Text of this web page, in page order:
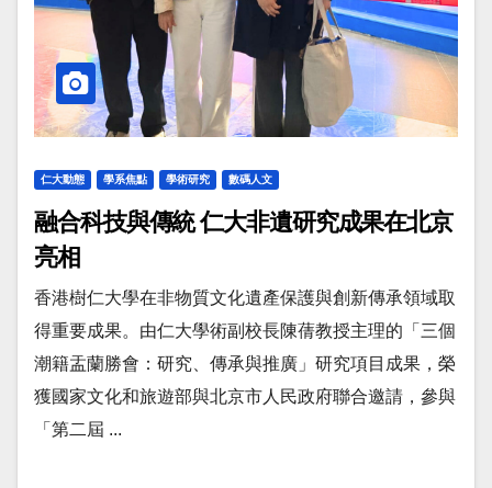
仁大動態 學系焦點 學術研究 數碼人文
融合科技與傳統 仁大非遺研究成果在北京
亮相
香港樹仁大學在非物質文化遺產保護與創新傳承領域取
得重要成果。由仁大學術副校長陳蒨教授主理的「三個
潮籍盂蘭勝會：研究、傳承與推廣」研究項目成果，榮
獲國家文化和旅遊部與北京市人民政府聯合邀請，參與
「第二屆 ...